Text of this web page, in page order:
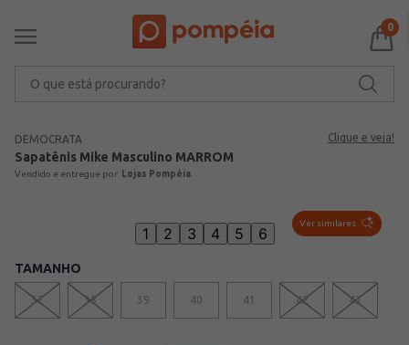
0
DEMOCRATA Clique e veja!
Sapatênis Mike Masculino MARROM
Lojas Pompéia
Ver similares
1 2 3 4 5 6
TAMANHO
37 38 39 40 41 42 43